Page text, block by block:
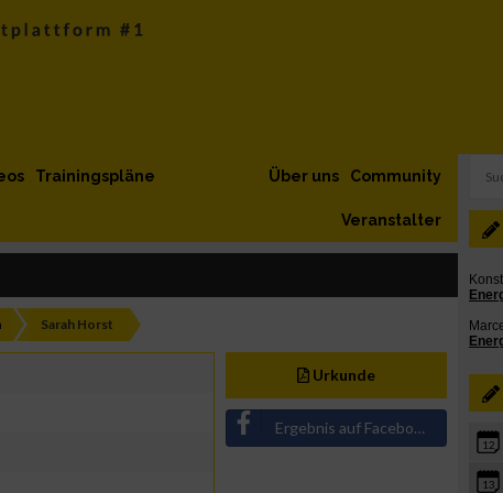
Trainingspläne Community
Über uns
Veranstalter
Sarah Horst
Urkunde
Ergebnis auf Facebook teilen
12
13